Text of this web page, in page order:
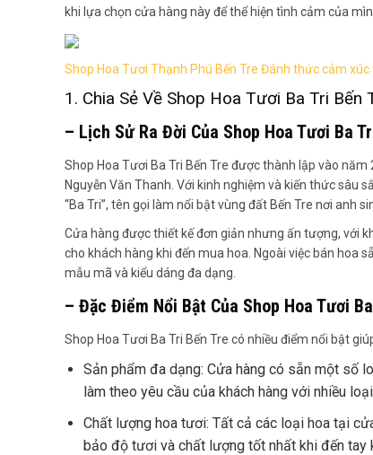
khi lựa chọn cửa hàng này để thể hiện tình cảm của
Shop Hoa Tươi Thạnh Phú Bến Tre Đánh thức cảm
1. Chia Sẻ Về Shop Hoa Tươi Ba Tri Bến
– Lịch Sử Ra Đời Của Shop Hoa Tươi Ba
Shop Hoa Tươi Ba Tri Bến Tre được thành lập vào
Nguyễn Văn Thanh. Với kinh nghiệm và kiến thức sâu
“Ba Tri”, tên gọi làm nổi bật vùng đất Bến Tre nơi anh
Cửa hàng được thiết kế đơn giản nhưng ấn tượng, với
cho khách hàng khi đến mua hoa. Ngoài việc bán hoa
mẫu mã và kiểu dáng đa dạng.
– Đặc Điểm Nổi Bật Của Shop Hoa Tươi
Shop Hoa Tươi Ba Tri Bến Tre có nhiều điểm nổi bật
Sản phẩm đa dạng: Cửa hàng có sẵn một số
làm theo yêu cầu của khách hàng với nhiều
Chất lượng hoa tươi: Tất cả các loại hoa tại
bảo độ tươi và chất lượng tốt nhất khi đến tay